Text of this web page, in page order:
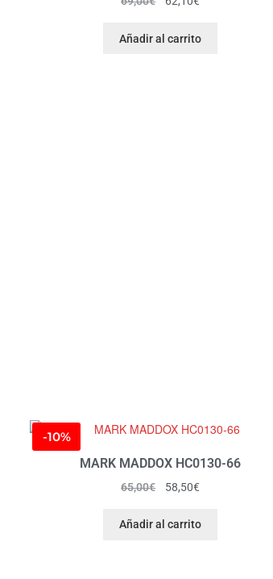
Añadir al carrito
-10%
MARK MADDOX HC0130-66
65,00€ 58,50€
Añadir al carrito